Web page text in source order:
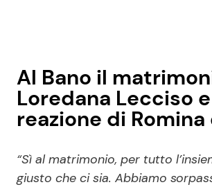
Al Bano il
Loredana Lecciso
reazione di Romina
“Sì al matrimonio, per tutto
giusto che ci sia. Abbiamo